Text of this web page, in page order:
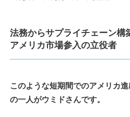
法務からサプライチェーン構
アメリカ市場参入の立役者
このような短期間でのアメリカ
の一人がウミドさんです。